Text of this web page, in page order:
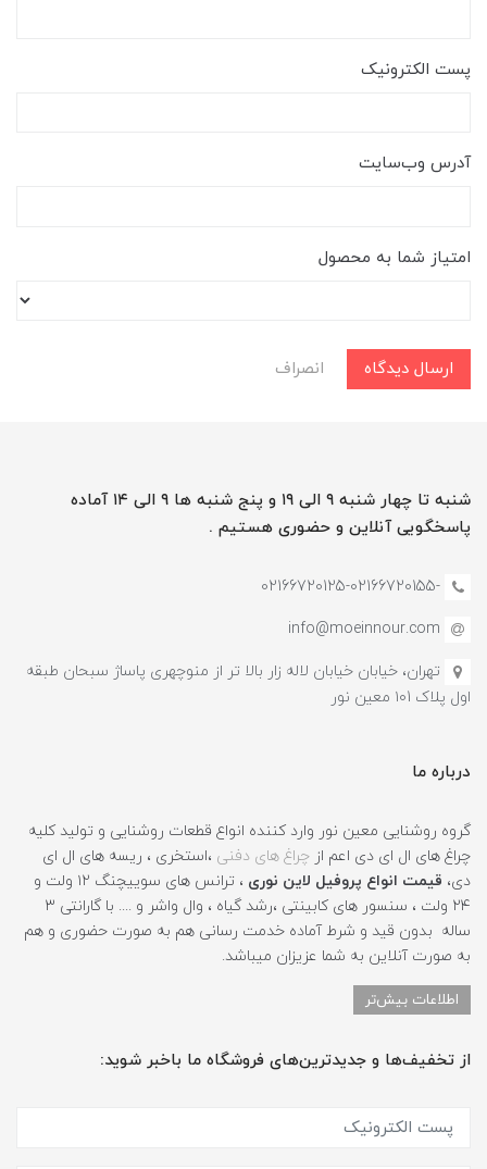
پست الکترونیک
آدرس وب‌سایت
امتیاز شما به محصول
ارسال دیدگاه انصراف
شنبه تا چهار شنبه ۹ الی ۱۹ و پنج شنبه ها ۹ الی ۱۴ آماده
پاسخگویی آنلاین و حضوری هستیم .
-02166720125-02166720155
info@moeinnour.com
تهران، خیابان خیابان لاله زار بالا تر از منوچهری پاساژ سبحان طبقه
اول پلاک ۱۰1 معین نور
درباره ما
گروه روشنایی معین نور وارد کننده انواع قطعات روشنایی و تولید کلیه
چراغ های ال ای دی اعم از چراغ های دفنی ،استخری ، ریسه های ال ای
دی، قیمت انواع پروفیل لاین نوری
، ترانس های سوییچنگ ۱۲ ولت و
۲۴ ولت ، سنسور های کابینتی ،رشد گیاه ، وال واشر و .... با گارانتی ۳
ساله بدون قید و شرط آماده خدمت رسانی هم به صورت حضوری و هم
به صورت آنلاین به شما عزیزان میباشد.
اطلاعات بیش‌تر
از تخفیف‌ها و جدیدترین‌های فروشگاه ما باخبر شوید: